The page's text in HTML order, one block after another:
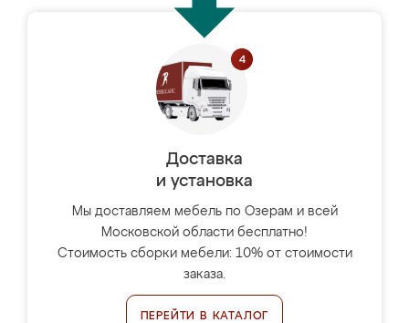
Доставка
и установка
Мы доставляем мебель по Озерам и всей
Московской области бесплатно!
Стоимость сборки мебели: 10% от стоимости
заказа.
ПЕРЕЙТИ В КАТАЛОГ